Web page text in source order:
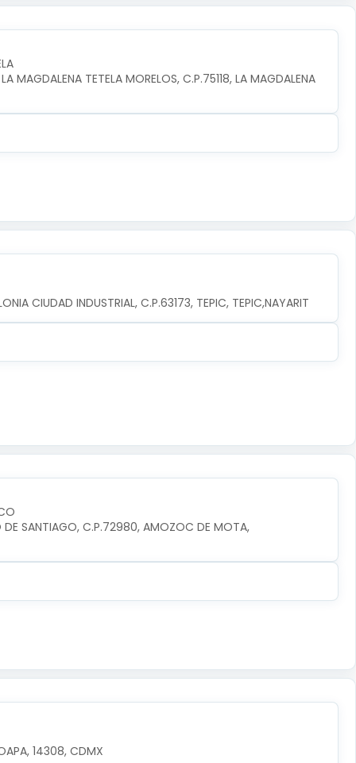
MAGDALENA TETELA MORELOS, C.P.75118, LA MAGDALENA
CIUDAD INDUSTRIAL, C.P.63173, TEPIC, TEPIC,NAYARIT
DE SANTIAGO, C.P.72980, AMOZOC DE MOTA,
14308, CDMX